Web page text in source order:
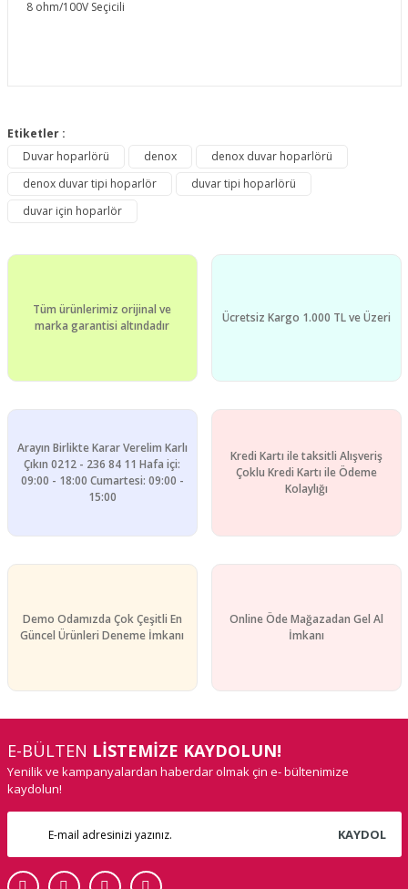
8 ohm/100V Seçicili
Yorum Yaz
konularda yetersiz gördüğünüz noktaları öneri formunu
Görüş ve önerileriniz için teşekkür ederiz.
Ürün resmi kalitesiz, bozuk veya görüntülenemiyor.
Ürün bilgilerinde hatalar bulunuyor.
Bu ürüne benzer farklı alternatifler olmalı.
Etiketler :
Duvar hoparlörü
denox
denox duvar hoparlörü
denox duvar tipi hoparlör
duvar tipi hoparlörü
duvar için hoparlör
Tüm ürünlerimiz orijinal ve
marka garantisi altındadır
Ücretsiz Kargo 1.000 TL ve Üzeri
Arayın Birlikte Karar Verelim Karlı
Çıkın 0212 - 236 84 11 Hafa içi:
09:00 - 18:00 Cumartesi: 09:00 -
15:00
Kredi Kartı ile taksitli Alışveriş
Çoklu Kredi Kartı ile Ödeme
Kolaylığı
Demo Odamızda Çok Çeşitli En
Güncel Ürünleri Deneme İmkanı
Online Öde Mağazadan Gel Al
İmkanı
E-BÜLTEN LİSTEMİZE KAYDOLUN!
Yenilik ve kampanyalardan haberdar olmak çin e- bültenimize
kaydolun!
KAYDOL